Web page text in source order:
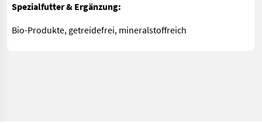
Spezial­futter & Ergänzung:
Bio-Produkte, getreide­frei, mineralstoff­reich